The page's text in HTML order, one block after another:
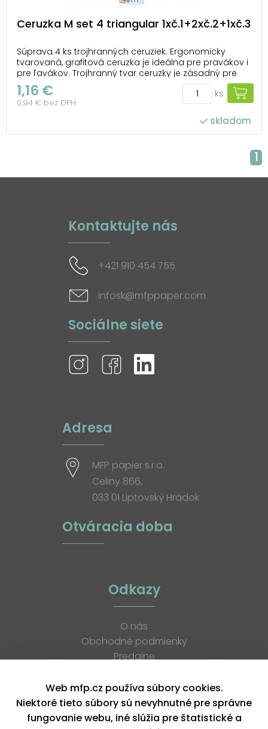
Ceruzka M set 4 triangular 1xč.1+2xč.2+1xč.3
Súprava 4 ks trojhranných ceruziek. Ergonomicky
tvarovaná, grafitová ceruzka je ideálna pre pravákov i
pre ľavákov. Trojhranný tvar ceruzky je zásadný pre
uloženie prstov, zaisťuje uvoľnené držanie. 2 ks ceruzka
č.2 – výborná na bežné písanie a kreslenie, univerzálne
použitie 1 ks ceruzka č....
1,16 €
0,94 € bez DPH
ks
skladom
1
Kontaktujte nás
+421 910 454 755
infosk@mfppaper.com
Sociálne siete
Adresa
MFP papier s.r.o.
Celiny 866,
033 01 Liptovský Hrádok
Otváracia doba
Odkazy
O nás
Obchodné podmienky
Predajne
K stiahnutiu
Blog
Kontakt
Web mfp.cz používa súbory cookies.
Niektoré tieto súbory sú nevyhnutné pre správne
fungovanie webu, iné slúžia pre štatistické a